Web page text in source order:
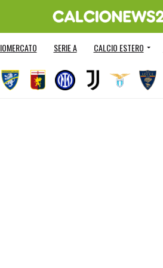
SERIE A CALCIO ESTERO